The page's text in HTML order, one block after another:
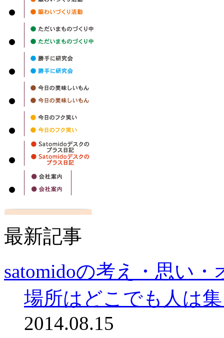
最新記事
satomidoの考え・思い
場所はどこでも人は
2014.08.15